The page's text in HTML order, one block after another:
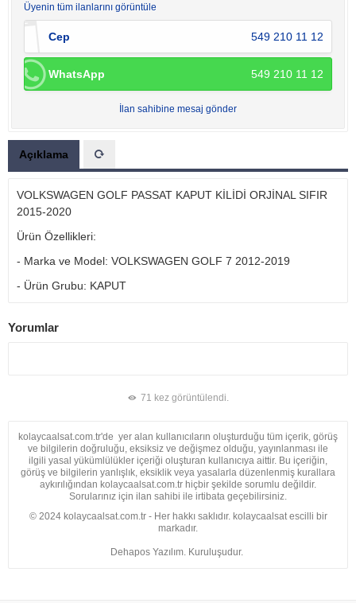
Üyenin tüm ilanlarını görüntüle
Cep 549 210 11 12
WhatsApp 549 210 11 12
İlan sahibine mesaj gönder
Açıklama
VOLKSWAGEN GOLF PASSAT KAPUT KİLİDİ ORJİNAL SIFIR
2015-2020
Ürün Özellikleri:
- Marka ve Model: VOLKSWAGEN GOLF 7 2012-2019
- Ürün Grubu: KAPUT
Yorumlar
71 kez görüntülendi.
kolaycaalsat.com.tr'de yer alan kullanıcıların oluşturduğu tüm içerik, görüş
ve bilgilerin doğruluğu, eksiksiz ve değişmez olduğu, yayınlanması ile
ilgili yasal yükümlülükler içeriği oluşturan kullanıcıya aittir. Bu içeriğin,
görüş ve bilgilerin yanlışlık, eksiklik veya yasalarla düzenlenmiş kurallara
aykırılığından kolaycaalsat.com.tr hiçbir şekilde sorumlu değildir.
Sorularınız için ilan sahibi ile irtibata geçebilirsiniz.
© 2024 kolaycaalsat.com.tr - Her hakkı saklıdır. kolaycaalsat escilli bir
markadır.
Dehapos Yazılım. Kuruluşudur.